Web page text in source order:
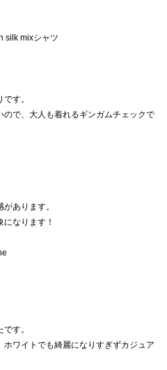
silk mixシャツ
す。
で、大人も着れるギンガムチェックで
あります。
なります！
す。
ワイトでも綺麗になりすぎずカジュア